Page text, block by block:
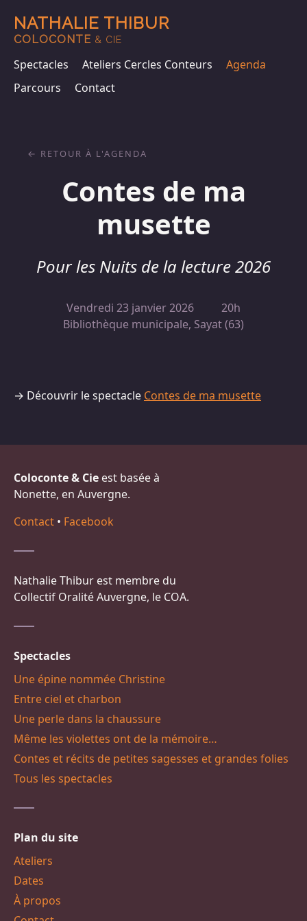
NATHALIE THIBUR
COLOCONTE & CIE
Spectacles Ateliers Cercles Conteurs
Agenda
Parcours
Contact
Contes de ma
musette
Pour les Nuits de la lecture 2026
Vendredi 23 janvier 2026
20h
Bibliothèque municipale, Sayat (63)
RETOUR À L'AGENDA
→ Découvrir le spectacle Contes de ma musette
Coloconte & Cie est basée à
Nonette, en Auvergne.
Contact • Facebook
Nathalie Thibur est membre du
Collectif Oralité Auvergne, le COA.
Spectacles
Une épine nommée Christine
Entre ciel et charbon
Une perle dans la chaussure
Même les violettes ont de la mémoire…
Contes et récits de petites sagesses et grandes folies
Tous les spectacles
Plan du site
Ateliers
Dates
À propos